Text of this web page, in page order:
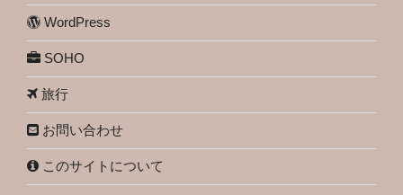
WordPress
SOHO
旅行
お問い合わせ
このサイトについて